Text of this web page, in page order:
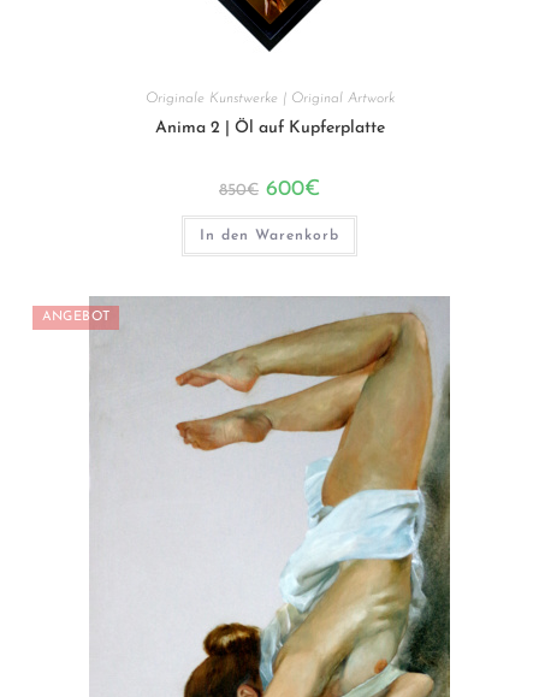
Originale Kunstwerke | Original Artwork
Anima 2 | Öl auf Kupferplatte
850€ Ursprünglicher
war:
850€
600€
ist:
600€.
In den Warenkorb
ANGEBOT